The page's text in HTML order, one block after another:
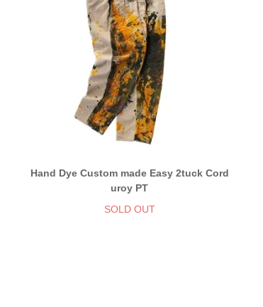
Hand Dye Custom made Easy 2tuck Cord
uroy PT
SOLD OUT